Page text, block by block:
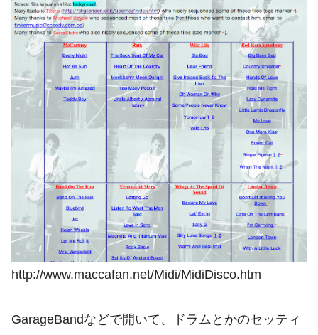
http://www.maccafan.net/Midi/MidiDisco.htm
GarageBandなどで開いて、ドラムとかのセッティ